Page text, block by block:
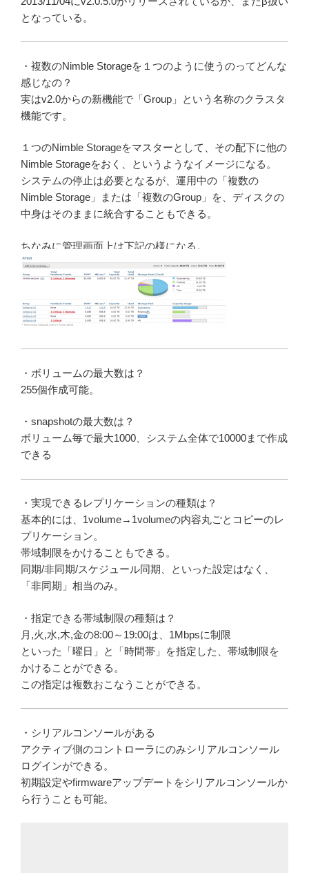
となっている。
・複数のNimble Storageを１つのように使うのってどんな
感じなの？
実はv2.0からの新機能で「Group」という名称のクラスタ
機能です。
１つのNimble Storageをマスターとして、その配下に他の
Nimble Storageをおく、というようなイメージになる。
システムの停止は必要となるが、運用中の「複数の
Nimble Storage」または「複数のGroup」を、ディスクの
中身はそのままに統合することもできる。
ちなみに管理画面上は下記の様になる。
・ボリュームの最大数は？
255個作成可能。
・snapshotの最大数は？
ボリューム毎で最大1000、システム全体で10000まで作成
できる
・実現できるレプリケーションの種類は？
基本的には、1volume→1volumeの内容丸ごとコピーのレ
プリケーション。
帯域制限をかけることもできる。
同期/非同期/スケジュール同期、といった設定はなく、
「非同期」相当のみ。
・指定できる帯域制限の種類は？
月,火,水,木,金の8:00～19:00は、1Mbpsに制限
といった「曜日」と「時間帯」を指定した、帯域制限を
かけることができる。
この指定は複数おこなうことができる。
・シリアルコンソールがある
アクティブ側のコントローラにのみシリアルコンソール
ログインができる。
初期設定やfirmwareアップデートをシリアルコンソールか
ら行うことも可能。